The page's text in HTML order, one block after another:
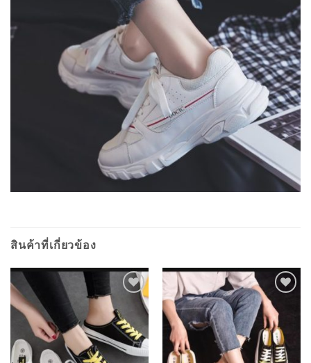
สินค้าที่เกี่ยวข้อง
ADD TO
WISHLIST
ADD TO
WISHLIST